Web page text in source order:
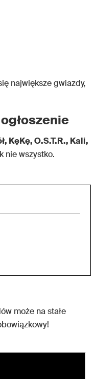
największe gwiazdy,
KęKę, O.S.T.R., Kali,
nie wszystko.
może na stałe